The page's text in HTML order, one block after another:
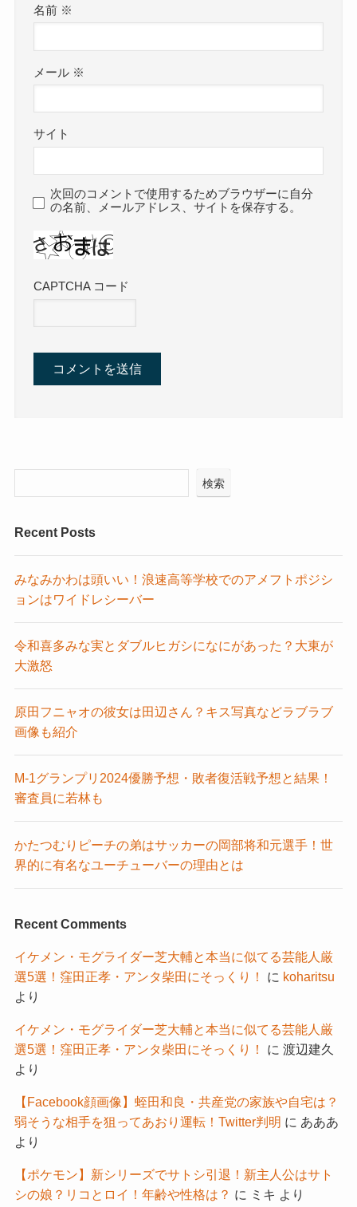
名前 ※
メール ※
サイト
次回のコメントで使用するためブラウザーに自分
の名前、メールアドレス、サイトを保存する。
CAPTCHA コード
検索
Recent Posts
みなみかわは頭いい！浪速高等学校でのアメフトポジシ
ョンはワイドレシーバー
令和喜多みな実とダブルヒガシになにがあった？大東が
大激怒
原田フニャオの彼女は田辺さん？キス写真などラブラブ
画像も紹介
M-1グランプリ2024優勝予想・敗者復活戦予想と結果！
審査員に若林も
かたつむりピーチの弟はサッカーの岡部将和元選手！世
界的に有名なユーチューバーの理由とは
Recent Comments
イケメン・モグライダー芝大輔と本当に似てる芸能人厳
選5選！窪田正孝・アンタ柴田にそっくり！
に koharitsu
より
イケメン・モグライダー芝大輔と本当に似てる芸能人厳
選5選！窪田正孝・アンタ柴田にそっくり！
に 渡辺建久
より
【Facebook顔画像】蛭田和良・共産党の家族や自宅は？
弱そうな相手を狙ってあおり運転！Twitter判明 に あああ
より
【ポケモン】新シリーズでサトシ引退！新主人公はサト
シの娘？リコとロイ！年齢や性格は？ に ミキ より